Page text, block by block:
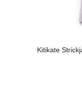
Kitikate